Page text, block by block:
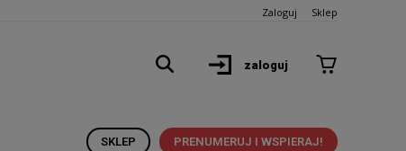
Zaloguj Sklep
zaloguj
PRENUMERUJ I WSPIERAJ!
SKLEP